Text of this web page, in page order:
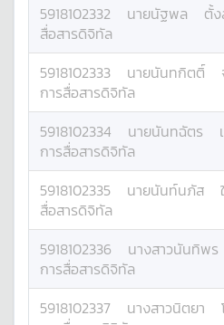
5918102332 นายนัฐพล ตั้
สื่อสารดิจิทัล
5918102333 นายนันทกิตติ์
การสื่อสารดิจิทัล
5918102334 นายนันทฉัตร
การสื่อสารดิจิทัล
5918102335 นายนันท์นภัส
สื่อสารดิจิทัล
5918102336 นางสาวนันทิพร
การสื่อสารดิจิทัล
5918102337 นางสาวนิตยา